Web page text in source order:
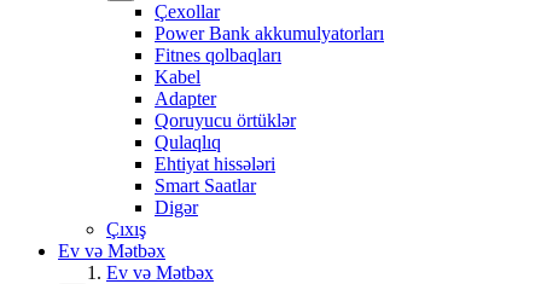
Çexollar
Power Bank akkumulyatorları
Fitnes qolbaqları
Kabel
Adapter
Qoruyucu örtüklər
Qulaqlıq
Ehtiyat hissələri
Smart Saatlar
Digər
Çıxış
Ev və Mətbəx
Ev və Mətbəx